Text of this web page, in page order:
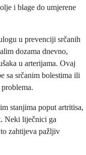
i blage do umjerene
u prevenciji srčanih
dozama dnevno,
u arterijama. Ovaj
sa srčanim bolestima ili
stanjima poput artritisa,
Neki liječnici ga
zahtijeva pažljiv